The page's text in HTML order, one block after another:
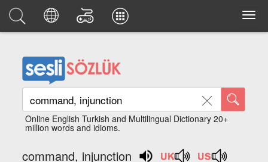
Online English Turkish and Multilingual Dictionary 20+
million words and idioms.
command, injunction